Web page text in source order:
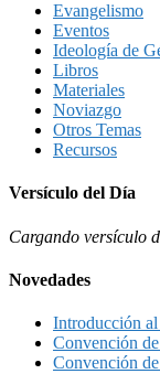
Evangelismo
Eventos
Ideología de
Libros
Materiales
Noviazgo
Otros Temas
Recursos
Versículo del Día
Cargando versículo
Novedades
Introducción
Convención
Convención